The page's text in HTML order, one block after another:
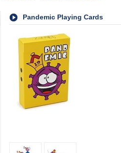
Pandemic Playing Cards